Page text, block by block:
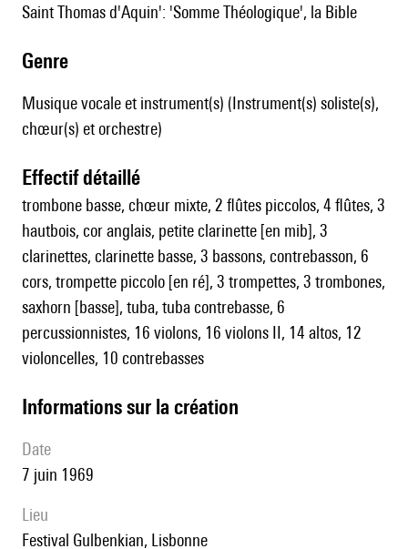
Saint Thomas d'Aquin': 'Somme Théologique', la Bible
genre
Musique vocale et instrument(s) (Instrument(s) soliste(s),
chœur(s) et orchestre)
effectif détaillé
trombone basse, chœur mixte, 2 flûtes piccolos, 4 flûtes, 3
hautbois, cor anglais, petite clarinette [en mib], 3
clarinettes, clarinette basse, 3 bassons, contrebasson, 6
cors, trompette piccolo [en ré], 3 trompettes, 3 trombones,
saxhorn [basse], tuba, tuba contrebasse, 6
percussionnistes, 16 violons, 16 violons II, 14 altos, 12
violoncelles, 10 contrebasses
informations sur la création
date
7 juin 1969
lieu
Festival Gulbenkian, Lisbonne